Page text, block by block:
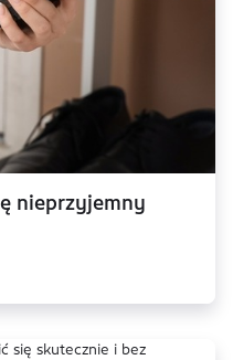
nieprzyjemny